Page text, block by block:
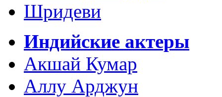
Шридеви
Индийские актеры
Акшай Кумар
Аллу Арджун